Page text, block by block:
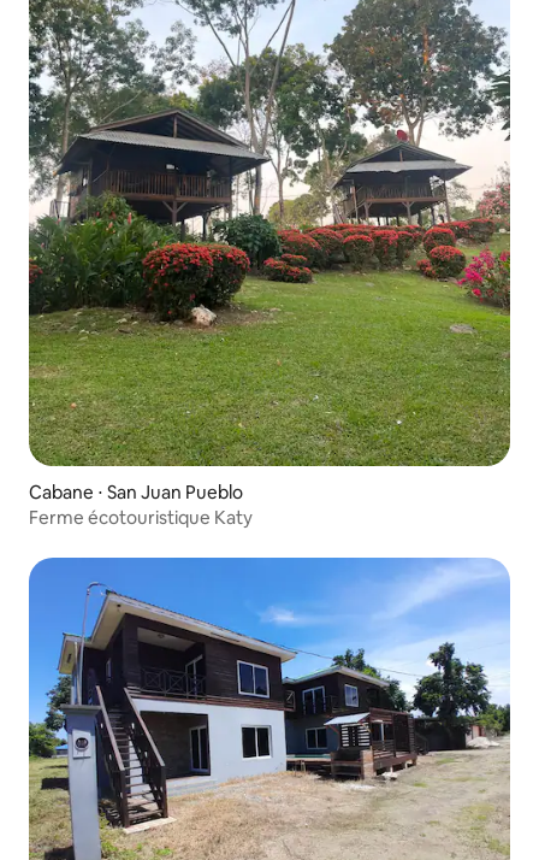
Cabane ⋅ San Juan Pueblo
Ferme écotouristique Katy